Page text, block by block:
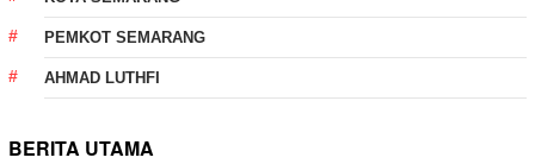
PEMKOT SEMARANG
AHMAD LUTHFI
BERITA UTAMA